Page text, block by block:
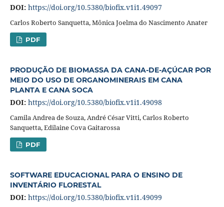
DOI: https://doi.org/10.5380/biofix.v1i1.49097
Carlos Roberto Sanquetta, Mônica Joelma do Nascimento Anater
PDF
PRODUÇÃO DE BIOMASSA DA CANA-DE-AÇÚCAR POR
MEIO DO USO DE ORGANOMINERAIS EM CANA
PLANTA E CANA SOCA
DOI: https://doi.org/10.5380/biofix.v1i1.49098
Camila Andrea de Souza, André César Vitti, Carlos Roberto
Sanquetta, Edilaine Cova Gaitarossa
PDF
SOFTWARE EDUCACIONAL PARA O ENSINO DE
INVENTÁRIO FLORESTAL
DOI: https://doi.org/10.5380/biofix.v1i1.49099